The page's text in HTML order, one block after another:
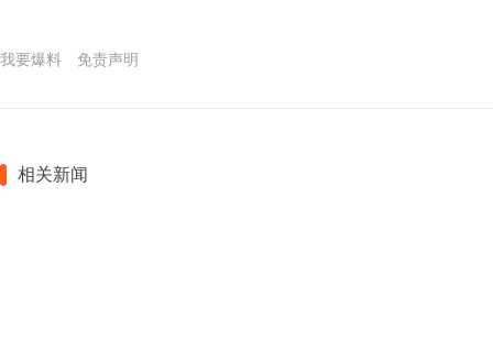
我要爆料 免责声明
相关新闻